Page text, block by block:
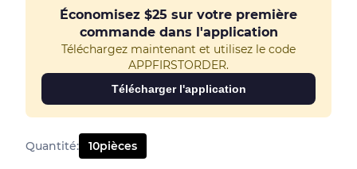
Économisez $25 sur votre première
commande dans l'application
Téléchargez maintenant et utilisez le code
APPFIRSTORDER.
Télécharger l'application
Quantité: 10pièces